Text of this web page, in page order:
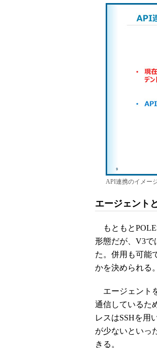
API連携のイメー
エージェント
もともと
形態だが、V3で
た。併用も可能
かを決められる。
エージェント
通信しているた
レスはSSHを用
が少ないといっ
きる。